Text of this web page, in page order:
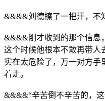
&&&&刘德擦了一把汗，不
&&&&刚才收到的那个信息
这个时候他根本不敢再带人
实在太危险了，万一对方手
着走。
&&&&“辛苦倒不辛苦的，